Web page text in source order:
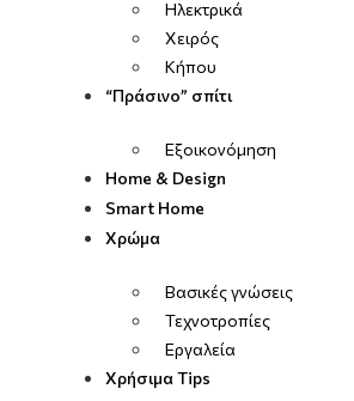
Ηλεκτρικά
Χειρός
Κήπου
“Πράσινο” σπίτι
Εξοικονόμηση
Home & Design
Smart Home
Χρώμα
Βασικές γνώσεις
Τεχνοτροπίες
Εργαλεία
Χρήσιμα Tips